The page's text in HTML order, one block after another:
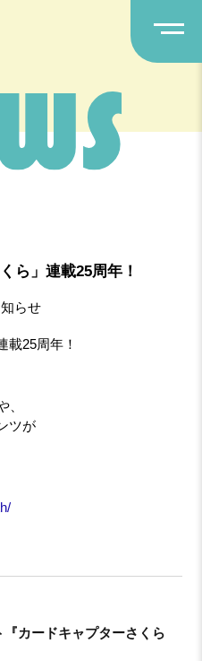
くら」連載25周年！
らせ
載25周年！
、
ツが
カードキャプターさくら